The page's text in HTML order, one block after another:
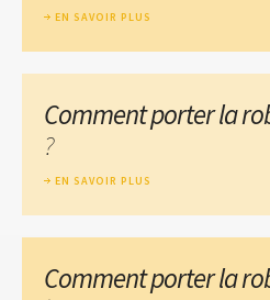
EN SAVOIR PLUS
Comment porter la
?
EN SAVOIR PLUS
Comment porter la